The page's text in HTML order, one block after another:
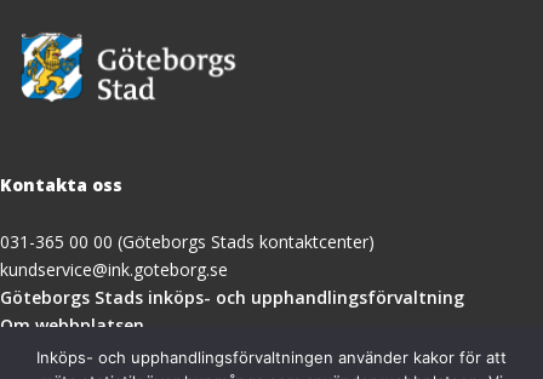
Kontakta oss
031-365 00 00 (Göteborgs Stads kontaktcenter)
kundservice@ink.goteborg.se
Göteborgs Stads inköps- och upphandlingsförvaltning(öppnas
nytt
Om webbplatsen
Tillgänglighetsredogörelse
Inköps- och upphandlingsförvaltningen använder kakor för att